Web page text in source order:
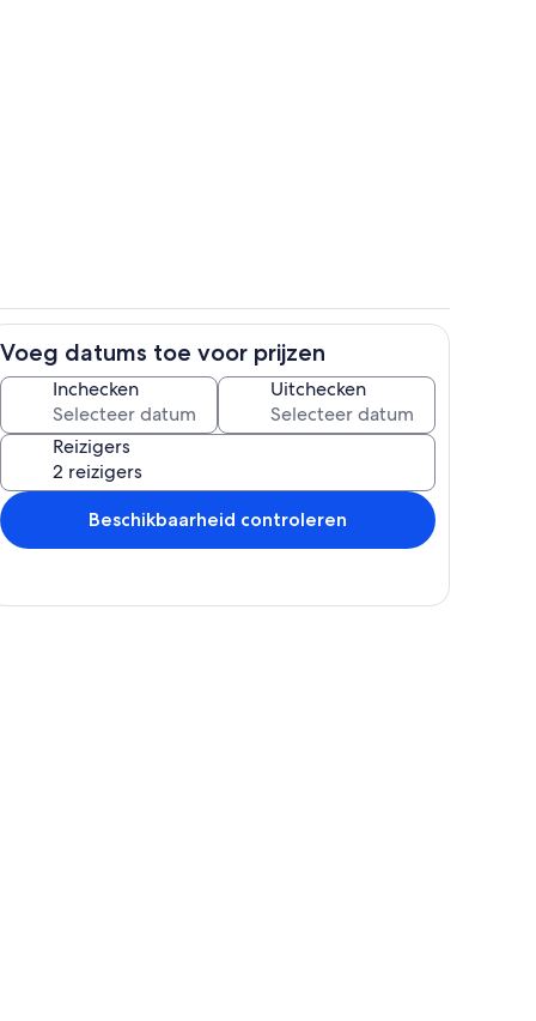
Terrein van de accommodatie
Voeg datums toe voor prijzen
Inchecken Uitchecken
Reizigers
Beschikbaarheid controleren